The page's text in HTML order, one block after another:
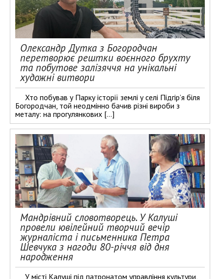
Олександр Дутка з Богородчан
перетворює рештки воєнного брухту
та побутове залізяччя на унікальні
художні витвори
Хто побував у Парку історії землі у селі Підгір’я біля
Богородчан, той неодмінно бачив різні вироби з
металу: на прогулянкових […]
Мандрівний словотворець. У Калуші
провели ювілейний творчий вечір
журналіста і письменника Петра
Шевчука з нагоди 80-річчя від дня
народження
У місті Калуші під патронатом управління культури,